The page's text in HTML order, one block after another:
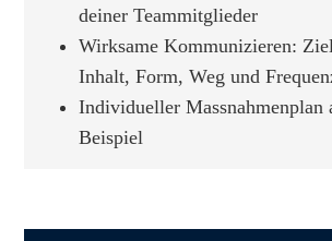
deiner Teammitglieder
Wirksame Kommunizieren:
Inhalt, Form, Weg und
Individueller Massnahmenplan
Beispiel